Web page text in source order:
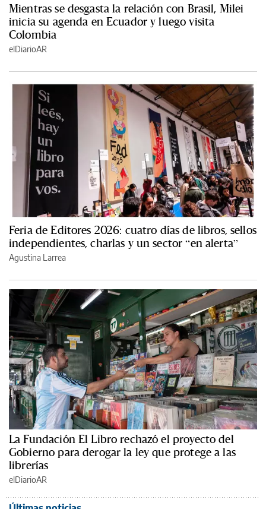
Mientras se desgasta la relación con Brasil, Milei
inicia su agenda en Ecuador y luego visita
Colombia
elDiarioAR
Feria de Editores 2026: cuatro días de libros, sellos
independientes, charlas y un sector “en alerta”
Agustina Larrea
La Fundación El Libro rechazó el proyecto del
Gobierno para derogar la ley que protege a las
librerías
elDiarioAR